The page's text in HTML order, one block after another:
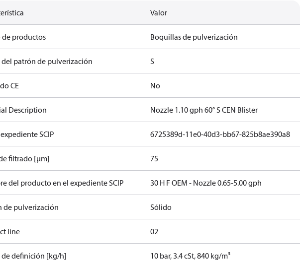
Valor
de productos Boquillas de pulverización
del patrón de pulverización S
CE No
Description Nozzle 1.10 gph 60° S CEN Blister
expediente SCIP 6725389d-11e0-40d3-bb67-825b8ae390a8
filtrado [µm] 75
del producto en el expediente SCIP 30 H F OEM - Nozzle 0.65-5.00 gph
de pulverización Sólido
line 02
de definición [kg/h] 10 bar, 3.4 cSt, 840 kg/m³